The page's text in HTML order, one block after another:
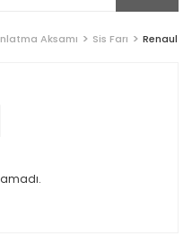
Aksamı Sis Farı Renault